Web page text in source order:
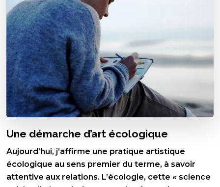
Une démarche d’art écologique
Aujourd’hui, j’affirme une pratique artistique
écologique au sens premier du terme, à savoir
attentive aux relations. L’écologie, cette « science